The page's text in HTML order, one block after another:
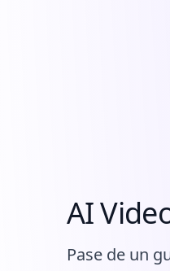
AI
Pase de un